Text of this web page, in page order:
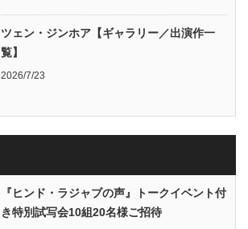
ツェン・ジンホア【ギャラリー／出演作一
覧】
2026/7/23
『ヒンド・ラジャブの声』トークイベント付
き特別試写会10組20名様ご招待